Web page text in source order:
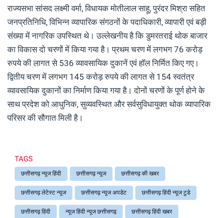
राज्यसभा सांसद लक्ष्मी वर्मा, विधायक मोतीलाल साहू, पुरंदर मिश्रा सहित
जनप्रतिनिधि, विभिन्न व्यापारिक संगठनों के पदाधिकारी, व्यापारी एवं बड़ी
संख्या में नागरिक उपस्थित थे। उल्लेखनीय है कि डुमरतराई थोक बाजार
का विकास दो चरणों में किया गया है। प्रथम चरण में लगभग 76 करोड़
रुपये की लागत से 536 व्यावसायिक दुकानें एवं हॉल निर्मित किए गए।
द्वितीय चरण में लगभग 145 करोड़ रुपये की लागत से 154 स्वतंत्र
व्यावसायिक दुकानों का निर्माण किया गया है। दोनों चरणों के पूर्ण होने के
साथ प्रदेश को आधुनिक, सुव्यवस्थित और सर्वसुविधायुक्त थोक व्यापारिक
परिसर की सौगात मिली है।
TAGS
छत्तीसगढ़ न्यूज हिंदी छत्तीसगढ़ न्यूज छत्तीसगढ़ की खबर
छत्तीसगढ़ लेटेस्ट न्यूज छत्तीसगढ़ न्यूज अपडेट छत्तीसगढ़ हिंदी न्यूज टुडे
छत्तीसगढ़ हिंदी न्यूज हिंदी न्यूज छत्तीसगढ़ छत्तीसगढ़ हिंदी खबर